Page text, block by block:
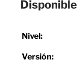
Nivel:
Versión: